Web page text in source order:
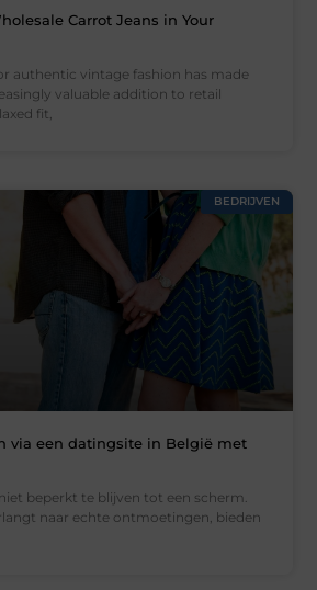
Carrot Jeans in Your
authentic vintage fashion has made
valuable addition to retail
fit,
BEDRIJVEN
via een datingsite in België met
beperkt te blijven tot een scherm.
naar echte ontmoetingen, bieden